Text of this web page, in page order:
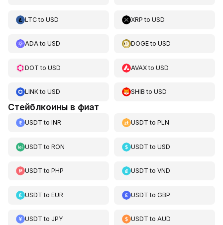
LTCto USD XRP toUSD
ADAto USD DOGEtoUSD
DOT to USD AVAXtoUSD
LINKto USD SHIB toUSD
Стейблкоины в фиат
USDT to INR USDT toPLN
USDT to RON USDT toUSD
USDT to PHP USDT toVND
USDT to EUR USDT toGBP
USDT to JPY USDT toAUD